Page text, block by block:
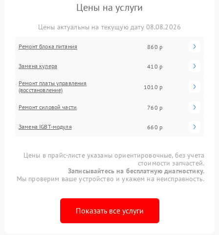
Цены на услуги
Цены актуальны на текущую дату 08.08.2026
Ремонт блока питания 860 р
Замена кулера 410 р
Ремонт платы управления
(восстановление)
1010 р
Ремонт силовой части 760 р
Замена IGBT-модуля 660 р
Цены в прайс-листе указаны ориентировочные, без учета
стоимости запчастей.
Записывайтесь на бесплатную диагностику.
Мы проверим ваше устройство и укажем на неисправность.
Показать все услуги